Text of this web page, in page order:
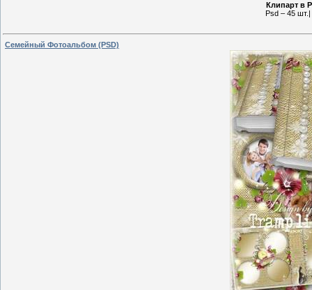
Клипарт в
Psd – 45
Семейный Фотоальбом (PSD)